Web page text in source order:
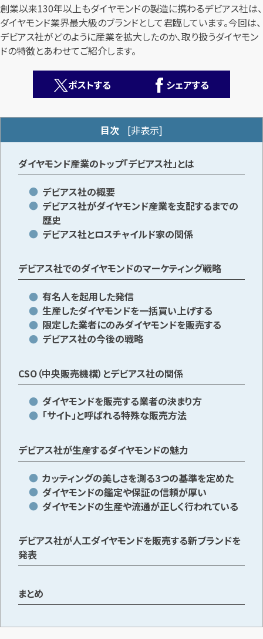
カンタン無料
最短1分！今すぐ査定金額をお伝えいたします
メールで無料相談する
創業以来130年以上もダイヤモンドの製造に携わるデビアス社は、
ダイヤモンド業界最大級のブランドとして君臨しています。今回は、
デビアス社がどのように産業を拡大したのか、取り扱うダイヤモン
ドの特徴とあわせてご紹介します。
ポストする シェアする
目次 [非表示]
ダイヤモンド産業のトップ「デビアス社」とは
デビアス社の概要
デビアス社がダイヤモンド産業を支配するまでの
歴史
デビアス社とロスチャイルド家の関係
デビアス社でのダイヤモンドのマーケティング戦略
有名人を起用した発信
生産したダイヤモンドを一括買い上げする
限定した業者にのみダイヤモンドを販売する
デビアス社の今後の戦略
CSO（中央販売機構）とデビアス社の関係
ダイヤモンドを販売する業者の決まり方
「サイト」と呼ばれる特殊な販売方法
デビアス社が生産するダイヤモンドの魅力
カッティングの美しさを測る3つの基準を定めた
ダイヤモンドの鑑定や保証の信頼が厚い
ダイヤモンドの生産や流通が正しく行われている
デビアス社が人工ダイヤモンドを販売する新ブランドを
発表
まとめ